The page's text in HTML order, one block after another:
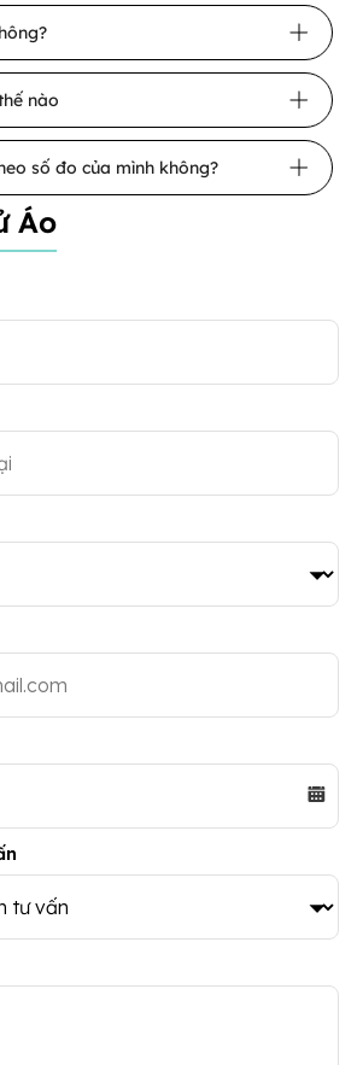
nào
số đo của mình không?
Áo